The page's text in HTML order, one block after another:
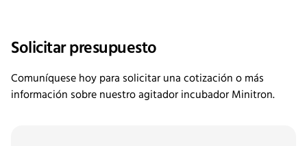
Solicitar presupuesto
Comuníquese hoy para solicitar una cotización o más
información sobre nuestro agitador incubador Minitron.